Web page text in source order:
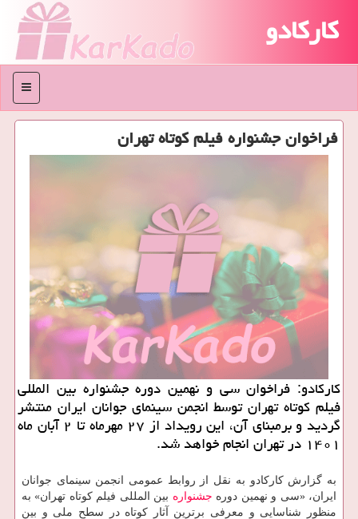
کارکادو
منو
فراخوان جشنواره فیلم کوتاه تهران
کارکادو: فراخوان سی و نهمین دوره جشنواره بین المللی
فیلم کوتاه تهران توسط انجمن سینمای جوانان ایران منتشر
گردید و برمبنای آن، این رویداد از ۲۷ مهرماه تا ۲ آبان ماه
۱۴۰۱ در تهران انجام خواهد شد.
به گزارش کارکادو به نقل از روابط عمومی انجمن سینمای جوانان
ایران، «سی و نهمین دوره جشنواره بین المللی فیلم کوتاه تهران» به
منظور شناسایی و معرفی برترین آثار کوتاه در سطح ملی و بین